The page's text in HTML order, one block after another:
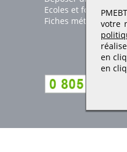
Ecoles et formations
Fiches métiers votre
en
en